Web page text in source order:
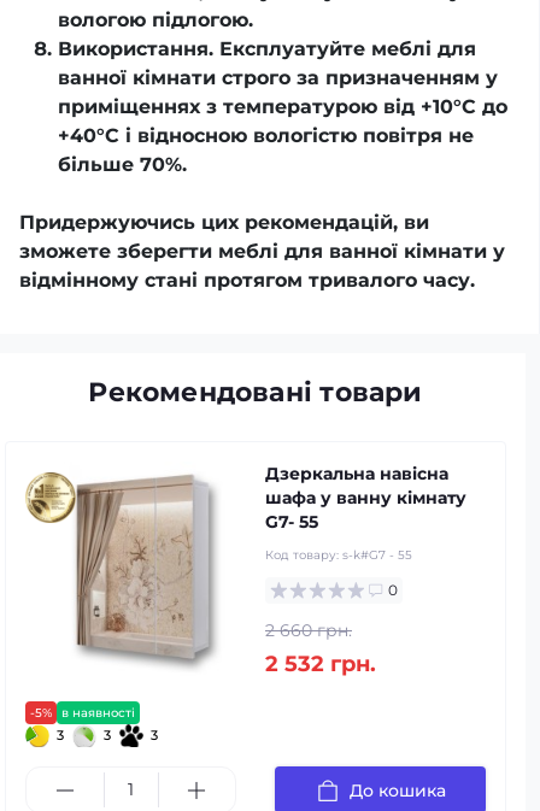
вологою підлогою.
Використання. Експлуатуйте меблі для
ванної кімнати строго за призначенням у
приміщеннях з температурою від +10°С до
+40°С і відносною вологістю повітря не
більше 70%.
Придержуючись цих рекомендацій, ви
зможете зберегти меблі для ванної кімнати у
відмінному стані протягом тривалого часу.
Рекомендовані товари
-5% в наявності
3 3 3
Дзеркальна навісна
шафа у ванну кімнату
G7- 55
Код товару: s-k#G7 - 55
0
2 660 грн.
2 532 грн.
До кошика